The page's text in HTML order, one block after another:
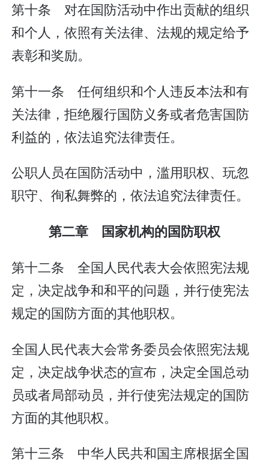
第十条 对在国防活动中作出贡献的组织
和个人，依照有关法律、法规的规定给予
表彰和奖励。
第十一条 任何组织和个人违反本法和有
关法律，拒绝履行国防义务或者危害国防
利益的，依法追究法律责任。
公职人员在国防活动中，滥用职权、玩忽
职守、徇私舞弊的，依法追究法律责任。
第二章 国家机构的国防职权
第十二条 全国人民代表大会依照宪法规
定，决定战争和和平的问题，并行使宪法
规定的国防方面的其他职权。
全国人民代表大会常务委员会依照宪法规
定，决定战争状态的宣布，决定全国总动
员或者局部动员，并行使宪法规定的国防
方面的其他职权。
第十三条 中华人民共和国主席根据全国